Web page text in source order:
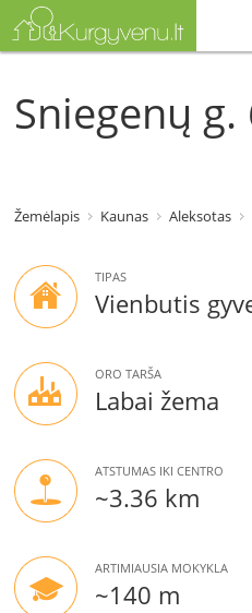
Sniegenų g.
Žemėlapis Kaunas Aleksotas
TIPAS
Vienbutis
ORO TARŠA
Labai žema
ATSTUMAS IKI CENTRO
~3.36 km
ARTIMIAUSIA MOKYKLA
~140 m